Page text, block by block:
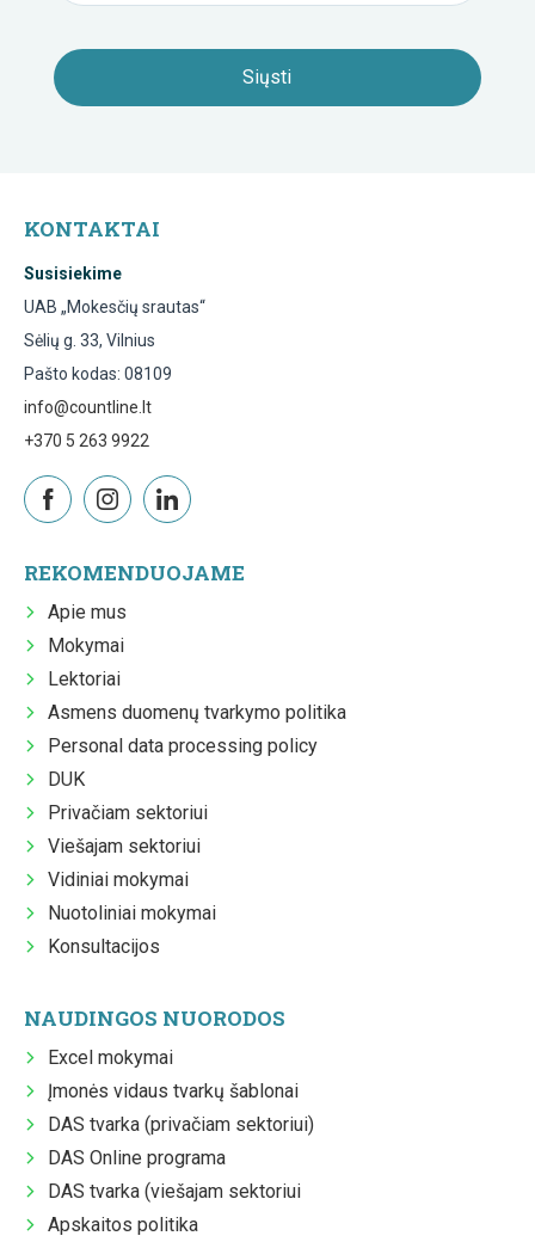
KONTAKTAI
Susisiekime
UAB „Mokesčių srautas“
Sėlių g. 33, Vilnius
Pašto kodas: 08109
info@countline.lt
+370 5 263 9922
REKOMENDUOJAME
Apie mus
Mokymai
Lektoriai
Asmens duomenų tvarkymo politika
Personal data processing policy
DUK
Privačiam sektoriui
Viešajam sektoriui
Vidiniai mokymai
Nuotoliniai mokymai
Konsultacijos
NAUDINGOS NUORODOS
Excel mokymai
Įmonės vidaus tvarkų šablonai
DAS tvarka (privačiam sektoriui)
DAS Online programa
DAS tvarka (viešajam sektoriui
Apskaitos politika